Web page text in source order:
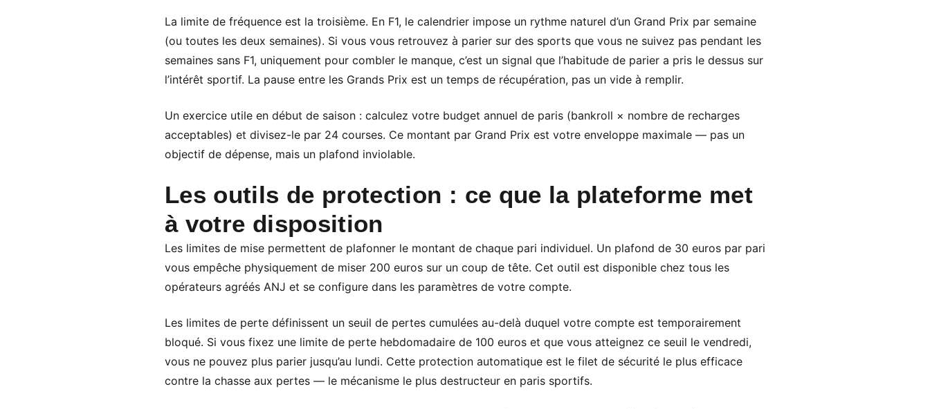
La limite de fréquence est la troisième. En F1, le calendrier impose un rythme naturel d’un Grand Prix par semaine
(ou toutes les deux semaines). Si vous vous retrouvez à parier sur des sports que vous ne suivez pas pendant les
semaines sans F1, uniquement pour combler le manque, c’est un signal que l’habitude de parier a pris le dessus sur
l’intérêt sportif. La pause entre les Grands Prix est un temps de récupération, pas un vide à remplir.
Un exercice utile en début de saison : calculez votre budget annuel de paris (bankroll × nombre de recharges
acceptables) et divisez-le par 24 courses. Ce montant par Grand Prix est votre enveloppe maximale — pas un
objectif de dépense, mais un plafond inviolable.
Les outils de protection : ce que la plateforme met
à votre disposition
Les limites de mise permettent de plafonner le montant de chaque pari individuel. Un plafond de 30 euros par pari
vous empêche physiquement de miser 200 euros sur un coup de tête. Cet outil est disponible chez tous les
opérateurs agréés ANJ et se configure dans les paramètres de votre compte.
Les limites de perte définissent un seuil de pertes cumulées au-delà duquel votre compte est temporairement
bloqué. Si vous fixez une limite de perte hebdomadaire de 100 euros et que vous atteignez ce seuil le vendredi,
vous ne pouvez plus parier jusqu’au lundi. Cette protection automatique est le filet de sécurité le plus efficace
contre la chasse aux pertes — le mécanisme le plus destructeur en paris sportifs.